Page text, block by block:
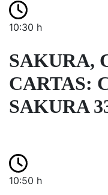
10:30 h
SAKURA,
CARTAS:
SAKURA
10:50 h